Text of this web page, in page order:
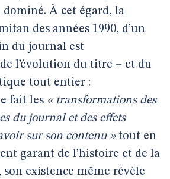
À cet égard, la
des années 1990, d’un
du journal est
l’évolution du titre – et du
tout entier :
fait les « transformations des
du journal et des effets
sur son contenu »tout en
garant de l’histoire et de la
existence même révèle